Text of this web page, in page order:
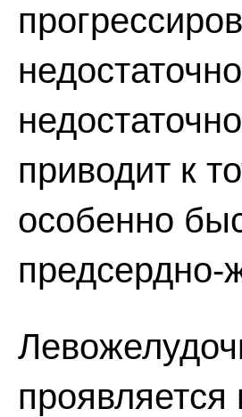
приводит к
особенно
предсердно-
проявляется